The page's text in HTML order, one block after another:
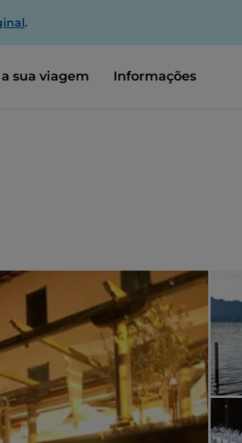
.
sua viagem Informações